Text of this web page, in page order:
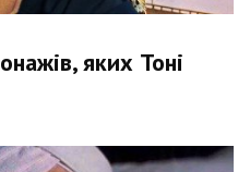
яких Тоні